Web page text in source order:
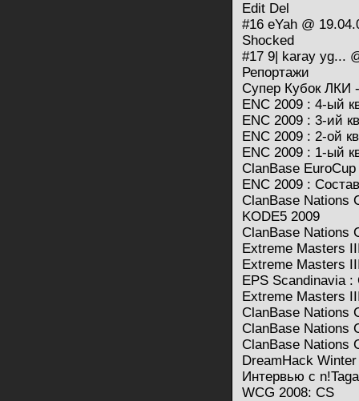
Edit Del
#16 eYah @
Shocked
#17 9| karay yg...
Репортажи
Супер Кубок ЛКИ
ENC 2009 : 4-ый
ENC 2009 : 3-ий
ENC 2009 : 2-ой
ENC 2009 : 1-ый
ClanBase
ENC 2009 :
ClanBase
KODE5 2009
ClanBase Nations
Extreme Masters
Extreme Masters
EPS Scandinavia :
Extreme Masters
ClanBase Nations
ClanBase Nations
ClanBase Nations
DreamHack
Интервью с
WCG 2008: CS